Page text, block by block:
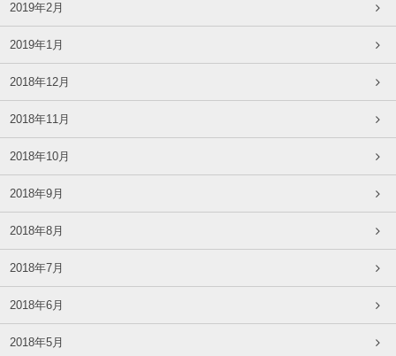
2019年2月
2019年1月
2018年12月
2018年11月
2018年10月
2018年9月
2018年8月
2018年7月
2018年6月
2018年5月